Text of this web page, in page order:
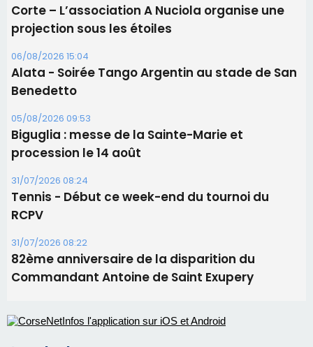
31/07/2026 08:24
Tennis - Début ce week-end du tournoi du
RCPV
31/07/2026 08:22
82ème anniversaire de la disparition du
Commandant Antoine de Saint Exupery
Les plus lus
Satine Nomary est la nouvelle Miss Corse 2026
d'un spectacle qui ne reviendra pas avant 2081
La gendarmerie alerte les restaurateurs corses
face à une nouvelle escroquerie au faux vendeur de
En Corse, un début de saison marqué par une